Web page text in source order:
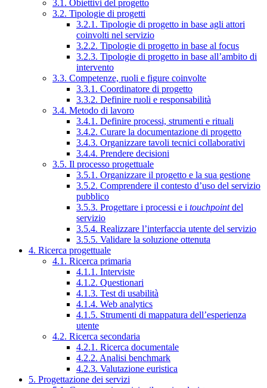
3.1. Obiettivi del progetto
3.2. Tipologie di progetti
3.2.1. Tipologie di progetto in base agli attori
coinvolti nel servizio
3.2.2. Tipologie di progetto in base al focus
3.2.3. Tipologie di progetto in base all’ambito di
intervento
3.3. Competenze, ruoli e figure coinvolte
3.3.1. Coordinatore di progetto
3.3.2. Definire ruoli e responsabilità
3.4. Metodo di lavoro
3.4.1. Definire processi, strumenti e rituali
3.4.2. Curare la documentazione di progetto
3.4.3. Organizzare tavoli tecnici collaborativi
3.4.4. Prendere decisioni
3.5. Il processo progettuale
3.5.1. Organizzare il progetto e la sua gestione
3.5.2. Comprendere il contesto d’uso del servizio
pubblico
3.5.3. Progettare i processi e i touchpointdel
servizio
3.5.4. Realizzare l’interfaccia utente del servizio
3.5.5. Validare la soluzione ottenuta
4. Ricerca progettuale
4.1. Ricerca primaria
4.1.1. Interviste
4.1.2. Questionari
4.1.3. Test di usabilità
4.1.4. Web analytics
4.1.5. Strumenti di mappatura dell’esperienza
utente
4.2. Ricerca secondaria
4.2.1. Ricerca documentale
4.2.2. Analisi benchmark
4.2.3. Valutazione euristica
5. Progettazione dei servizi